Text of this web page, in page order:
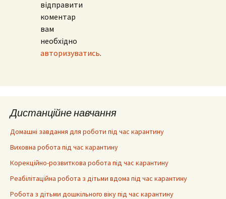
відправити
коментар
вам
необхідно
авторизуватись.
Дистанційне навчання
Домашні завдання для роботи під час карантину
Виховна робота під час карантину
Корекційно-розвиткова робота під час карантину
Реабілітаційна робота з дітьми вдома під час карантину
Робота з дітьми дошкільного віку під час карантину